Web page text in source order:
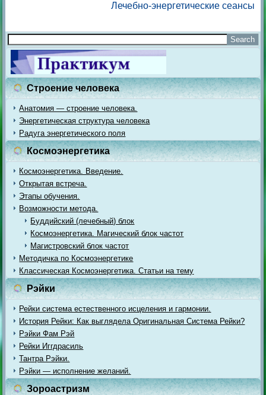
Лечебно-энергетические сеансы
Строение человека
Анатомия — строение человека.
Энергетическая структура человека
Радуга энергетического поля
Космоэнергетика
Космоэнергетика. Введение.
Открытая встреча.
Этапы обучения.
Возможности метода.
Буддийский (лечебный) блок
Космоэнергетика. Магический блок частот
Магистровский блок частот
Методичка по Космоэнергетике
Классическая Космоэнергетика. Статьи на тему
Рэйки
Рейки система естественного исцеления и гармонии.
История Рейки: Как выглядела Оригинальная Система Рейки?
Рэйки Фам Рэй
Рейки Иггдрасиль
Тантра Рэйки.
Рэйки — исполнение желаний.
Зороастризм